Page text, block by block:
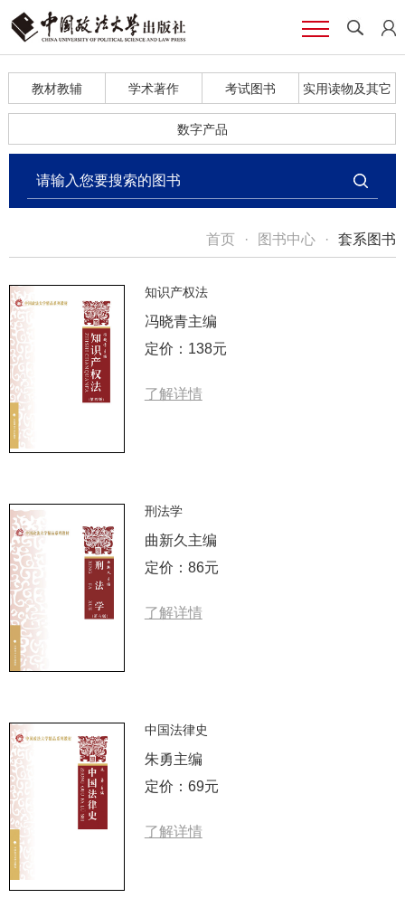
教材教辅 学术著作 考试图书 实用读物及其它
数字产品
首页 · 图书中心 · 套系图书
知识产权法
冯晓青主编
定价：138元
了解详情
刑法学
曲新久主编
定价：86元
了解详情
中国法律史
朱勇主编
定价：69元
了解详情